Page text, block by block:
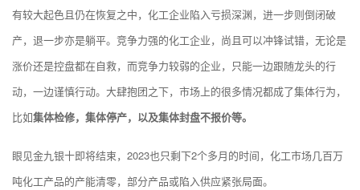
有较大起色且仍在恢复之中，化工企业陷入亏损深渊，进一步则倒闭破
产，退一步亦是躺平。竞争力强的化工企业，尚且可以冲锋试错，无论是
涨价还是控盘都在自救，而竞争力较弱的企业，只能一边跟随龙头的行
动，一边谨慎行动。大肆抱团之下，市场上的很多情况都成了集体行为，
比如集体检修，集体停产，以及集体封盘不报价等。
眼见金九银十即将结束，2023也只剩下2个多月的时间，化工市场几百万
吨化工产品的产能清零，部分产品或陷入供应紧张局面。